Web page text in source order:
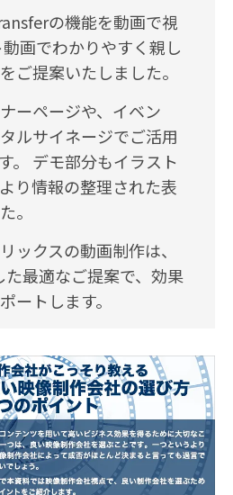
の機能を動画で視
画でわかりやすく親し
ご提案いたしました。
ーページや、イベン
ルサイネージでご活用
。 デモ部分もイラスト
り情報の整理された表
。
ックスの動画制作は、
最適なご提案で、効果
ートします。